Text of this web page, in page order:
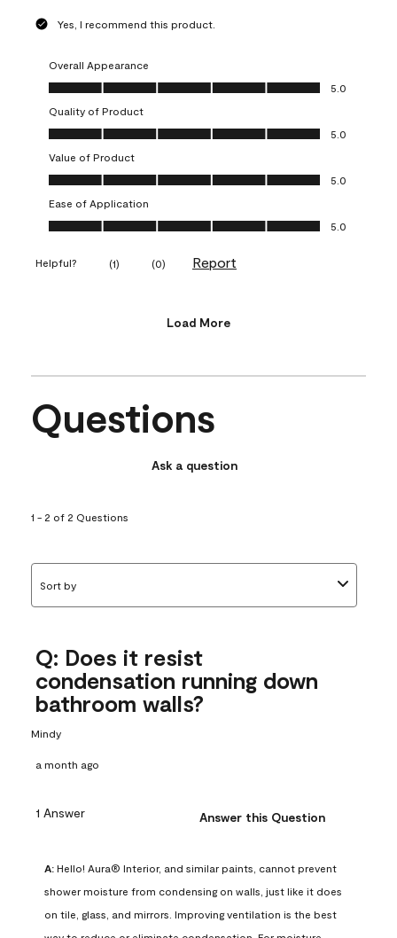
Yes, I recommend this product.
Overall Appearance
Overall Appearance, 5.0 out of 5
5.0
Quality of Product
Quality of Product, 5.0 out of 5
5.0
Value of Product
Value of Product, 5.0 out of 5
5.0
Ease of Application
Ease of Application, 5.0 out of 5
5.0
Helpful? (1) (0) Report
Load More
Questions
Ask a question
1 - 2 of 2 Questions
Sort by
Q: Does it resist
condensation running down
bathroom walls?
Mindy
a month ago
1 Answer Answer this Question
A: Hello! Aura® Interior, and similar paints, cannot prevent
shower moisture from condensing on walls, just like it does
on tile, glass, and mirrors. Improving ventilation is the best